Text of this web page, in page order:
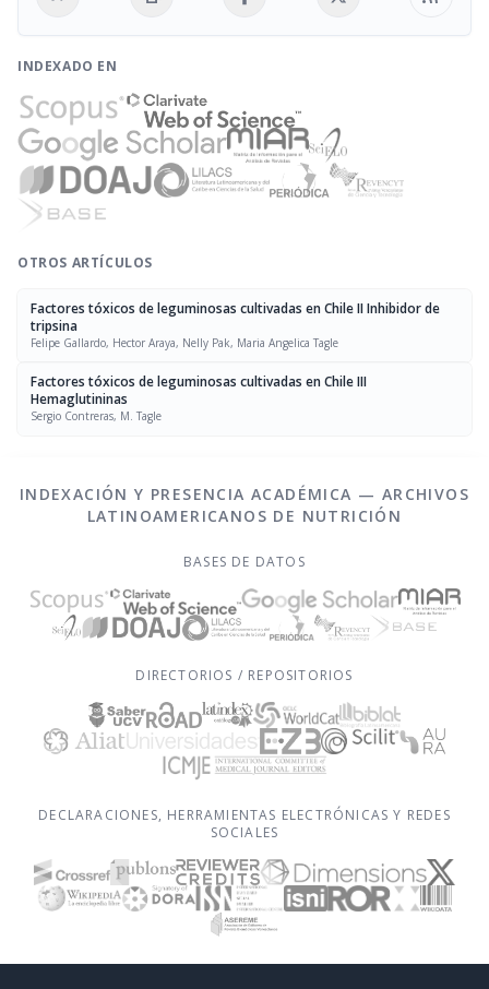
INDEXADO EN
OTROS ARTÍCULOS
Factores tóxicos de leguminosas cultivadas en Chile II Inhibidor de
tripsina
Felipe Gallardo, Hector Araya, Nelly Pak, Maria Angelica Tagle
Factores tóxicos de leguminosas cultivadas en Chile III
Hemaglutininas
Sergio Contreras, M. Tagle
INDEXACIÓN Y PRESENCIA ACADÉMICA — ARCHIVOS
LATINOAMERICANOS DE NUTRICIÓN
BASES DE DATOS
DIRECTORIOS / REPOSITORIOS
DECLARACIONES, HERRAMIENTAS ELECTRÓNICAS Y REDES
SOCIALES